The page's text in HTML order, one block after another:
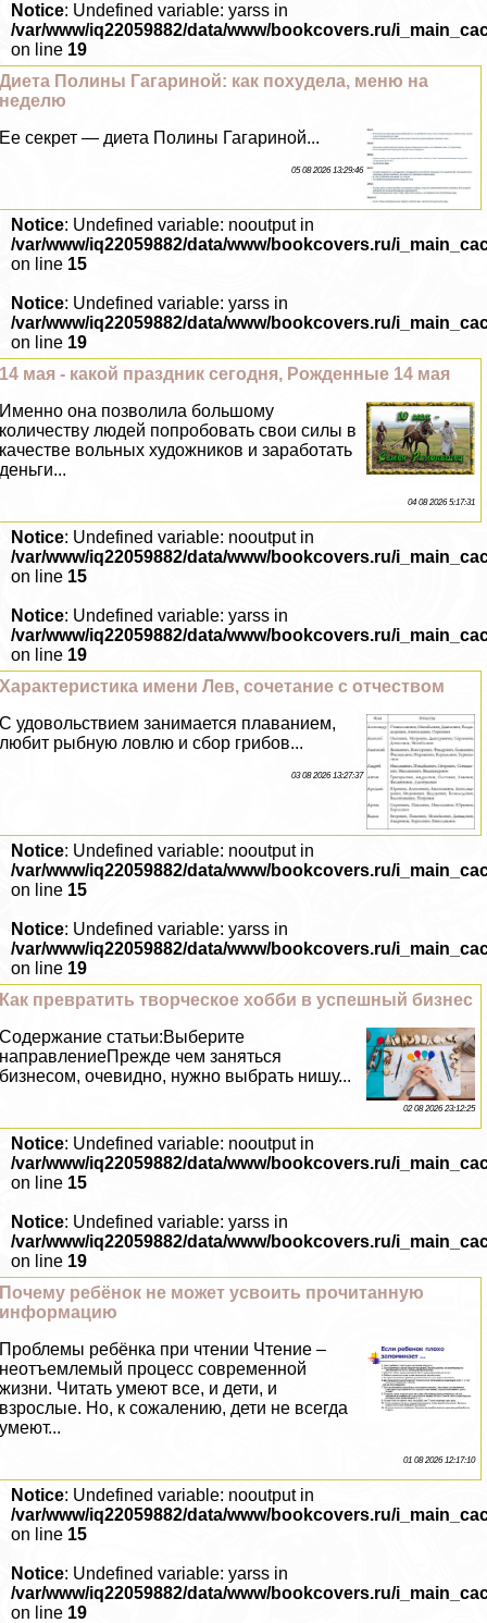
Notice: Undefined variable: yarss in
/var/www/iq22059882/data/www/bookcovers.ru/
on line 19
Диета Полины Гагариной: как похудела, меню на
неделю
Ее секрет — диета Полины Гагариной...
05 08 2026 13:29:46
Notice: Undefined variable: nooutput in
/var/www/iq22059882/data/www/bookcovers.ru/
on line 15
Notice: Undefined variable: yarss in
/var/www/iq22059882/data/www/bookcovers.ru/
on line 19
14 мая - какой праздник сегодня, Рожденные 14 мая
Именно она позволила большому
количеству людей попробовать свои силы в
качестве вольных художников и заработать
деньги...
04 08 2026 5:17:31
Notice: Undefined variable: nooutput in
/var/www/iq22059882/data/www/bookcovers.ru/
on line 15
Notice: Undefined variable: yarss in
/var/www/iq22059882/data/www/bookcovers.ru/
on line 19
Хаpaктеристика имени Лев, сочетание с отчеством
С удовольствием занимается плаванием,
любит рыбную ловлю и сбор грибов...
03 08 2026 13:27:37
Notice: Undefined variable: nooutput in
/var/www/iq22059882/data/www/bookcovers.ru/
on line 15
Notice: Undefined variable: yarss in
/var/www/iq22059882/data/www/bookcovers.ru/
on line 19
Как превратить творческое хобби в успешный бизнес
Содержание статьи:Выберите
направлениеПрежде чем заняться
бизнесом, очевидно, нужно выбрать нишу...
02 08 2026 23:12:25
Notice: Undefined variable: nooutput in
/var/www/iq22059882/data/www/bookcovers.ru/
on line 15
Notice: Undefined variable: yarss in
/var/www/iq22059882/data/www/bookcovers.ru/
on line 19
Почему ребёнок не может усвоить прочитанную
информацию
Проблемы ребёнка при чтении Чтение –
неотъемлемый процесс современной
жизни. Читать умеют все, и дети, и
взрослые. Но, к сожалению, дети не всегда
умеют...
01 08 2026 12:17:10
Notice: Undefined variable: nooutput in
/var/www/iq22059882/data/www/bookcovers.ru/
on line 15
Notice: Undefined variable: yarss in
/var/www/iq22059882/data/www/bookcovers.ru/
on line 19